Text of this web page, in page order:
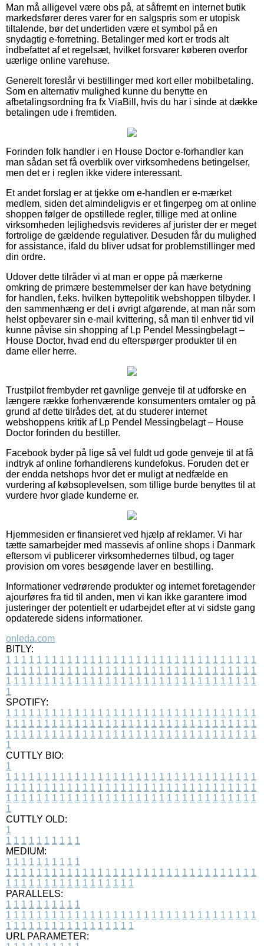
Man må alligevel være obs på, at såfremt en internet butik
markedsfører deres varer for en salgspris som er utopisk
tiltalende, bør det undertiden være et symbol på en
snydagtig e-forretning. Betalinger med kort er trods alt
indbefattet af et regelsæt, hvilket forsvarer køberen overfor
uærlige online varehuse.
Generelt foreslår vi bestillinger med kort eller mobilbetaling.
Som en alternativ mulighed kunne du benytte en
afbetalingsordning fra fx ViaBill, hvis du har i sinde at dække
betalingen ude i fremtiden.
Forinden folk handler i en House Doctor e-forhandler kan
man sådan set få overblik over virksomhedens betingelser,
men det er i reglen ikke videre interessant.
Et andet forslag er at tjekke om e-handlen er e-mærket
medlem, siden det almindeligvis er et fingerpeg om at online
shoppen følger de opstillede regler, tillige med at online
virksomheden lejlighedsvis revideres af jurister der er meget
fortrolige de gældende regulativer. Desuden får du mulighed
for assistance, ifald du bliver udsat for problemstillinger med
din ordre.
Udover dette tilråder vi at man er oppe på mærkerne
omkring de primære bestemmelser der kan have betydning
for handlen, f.eks. hvilken byttepolitik webshoppen tilbyder. I
den sammenhæng er det i øvrigt afgørende, at man når som
helst opbevarer sin e-mail kvittering, så man til enhver tid vil
kunne påvise sin shopping af Lp Pendel Messingbelagt –
House Doctor, hvad end du efterspørger produkter til en
dame eller herre.
Trustpilot frembyder ret gavnlige genveje til at udforske en
længere række forhenværende konsumenters omtaler og på
grund af dette tilrådes det, at du studerer internet
webshoppens kritik af Lp Pendel Messingbelagt – House
Doctor forinden du bestiller.
Facebook byder på lige så vel fuldt ud gode genveje til at få
indtryk af online forhandlerens kundefokus. Foruden det er
der endda netshops hvor det er muligt at nedfælde en
vurdering af købsoplevelsen, som tillige burde benyttes til at
vurdere hvor glade kunderne er.
Hjemmesiden er finansieret ved hjælp af reklamer. Vi har
tætte samarbejder med massevis af online shops i Danmark
eftersom vi publicerer virksomhedernes tilbud, og tager
provision om vores besøgende laver en bestilling.
Informationer vedrørende produkter og internet foretagender
ajourføres fra tid til anden, men vi kan ikke garantere imod
justeringer der potentielt er udarbejdet efter at vi sidste gang
opdaterede sidens informationer.
onleda.com
BITLY:
1 1 1 1 1 1 1 1 1 1 1 1 1 1 1 1 1 1 1 1 1 1 1 1 1 1 1 1 1 1 1 1 1
1 1 1 1 1 1 1 1 1 1 1 1 1 1 1 1 1 1 1 1 1 1 1 1 1 1 1 1 1 1 1 1 1
1 1 1 1 1 1 1 1 1 1 1 1 1 1 1 1 1 1 1 1 1 1 1 1 1 1 1 1 1 1 1 1 1
1
SPOTIFY:
1 1 1 1 1 1 1 1 1 1 1 1 1 1 1 1 1 1 1 1 1 1 1 1 1 1 1 1 1 1 1 1 1
1 1 1 1 1 1 1 1 1 1 1 1 1 1 1 1 1 1 1 1 1 1 1 1 1 1 1 1 1 1 1 1 1
1 1 1 1 1 1 1 1 1 1 1 1 1 1 1 1 1 1 1 1 1 1 1 1 1 1 1 1 1 1 1 1 1
1
CUTTLY BIO:
1
1 1 1 1 1 1 1 1 1 1 1 1 1 1 1 1 1 1 1 1 1 1 1 1 1 1 1 1 1 1 1 1 1
1 1 1 1 1 1 1 1 1 1 1 1 1 1 1 1 1 1 1 1 1 1 1 1 1 1 1 1 1 1 1 1 1
1 1 1 1 1 1 1 1 1 1 1 1 1 1 1 1 1 1 1 1 1 1 1 1 1 1 1 1 1 1 1 1 1
1
CUTTLY OLD:
1
1 1 1 1 1 1 1 1 1 1
MEDIUM:
1 1 1 1 1 1 1 1 1 1
1 1 1 1 1 1 1 1 1 1 1 1 1 1 1 1 1 1 1 1 1 1 1 1 1 1 1 1 1 1 1 1 1
1 1 1 1 1 1 1 1 1 1 1 1 1 1 1 1 1
PARALLELS:
1 1 1 1 1 1 1 1 1 1
1 1 1 1 1 1 1 1 1 1 1 1 1 1 1 1 1 1 1 1 1 1 1 1 1 1 1 1 1 1 1 1 1
1 1 1 1 1 1 1 1 1 1 1 1 1 1 1 1 1
URL PARAMETER: